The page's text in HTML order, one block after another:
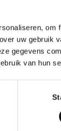
uw gebruik
gegevens
van hun
Werken
voelt